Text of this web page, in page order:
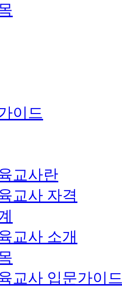
이드
교사란
교사 자격
교사 소개
교사 입문가이